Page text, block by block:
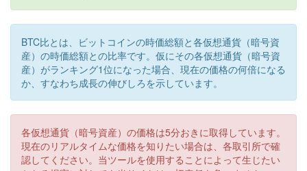
BTC比とは、ビットコインの時価総額と各仮想通貨（暗号資
産）の時価総額との比率です。仮にその各仮想通貨（暗号資
産）がランキング1位になった場合、現在の価格の何倍になる
か、すなわち成長の伸びしろを示しています。
各仮想通貨（暗号資産）の価格は5分おきに取得しています。
現在のリアルタイムな価格を知りたい場合は、各取引所で確
認してください。当ツールを使用することによって生じたい